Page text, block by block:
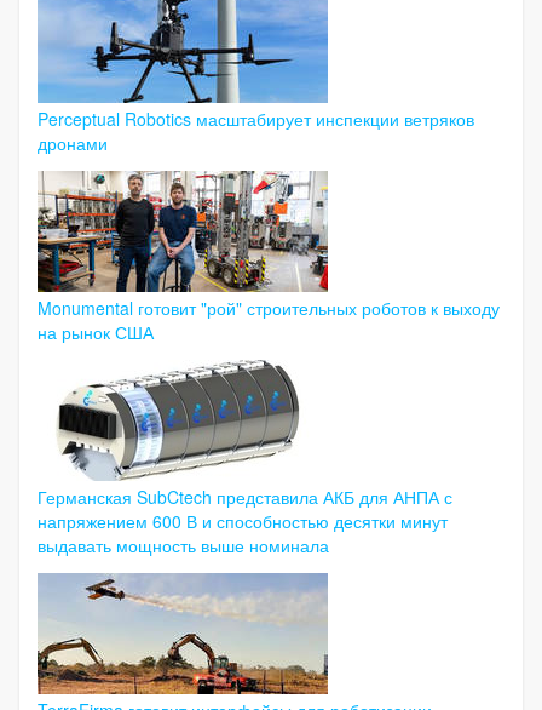
Perceptual Robotics масштабирует инспекции ветряков
дронами
Monumental готовит "рой" строительных роботов к выходу
на рынок США
Германская SubCtech представила АКБ для АНПА с
напряжением 600 В и способностью десятки минут
выдавать мощность выше номинала